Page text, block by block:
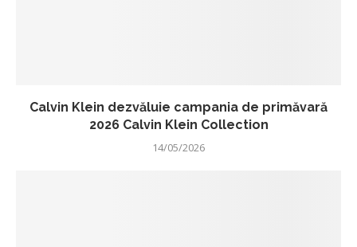
Calvin Klein dezvăluie campania de primăvară
2026 Calvin Klein Collection
14/05/2026